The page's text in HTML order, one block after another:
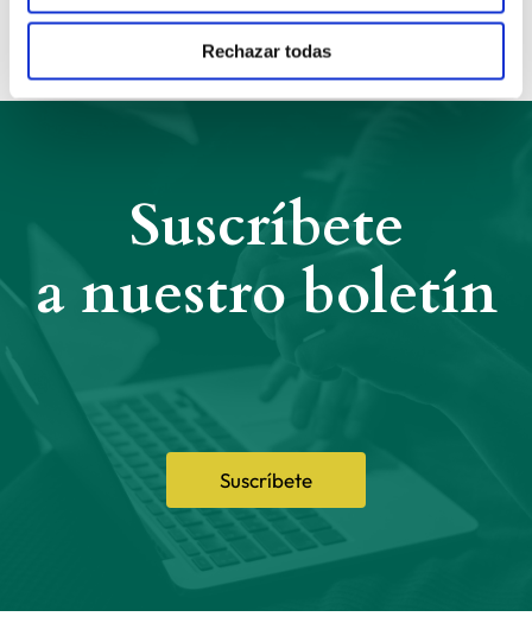
Rechazar todas
Suscríbete
Suscríbete
a nuestro boletín